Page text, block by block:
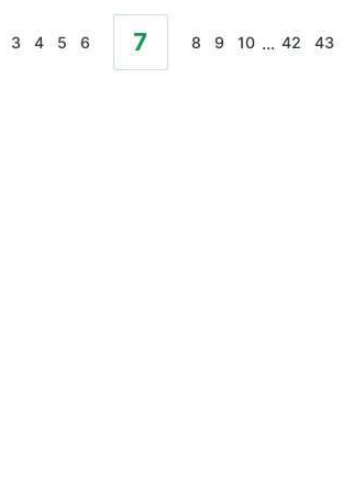
3 4 5 6 7 8 9 10 ... 42 43